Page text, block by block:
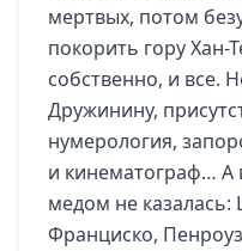
мертвых, потом
покорить гору Хан-
собственно, и все.
Дружинину,
нумерология,
и кинематограф… А
медом не
Франциско,